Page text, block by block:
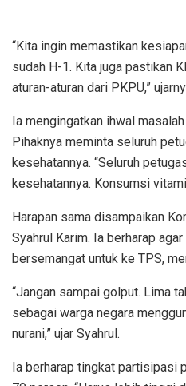
“Kita ingin memastikan
sudah H-1. Kita juga pastikan
aturan-aturan dari PKPU,”
Ia mengingatkan ihwal
Pihaknya meminta seluruh
kesehatannya. “Seluruh
kesehatannya. Konsumsi
Harapan sama disampaikan
Syahrul Karim. Ia berharap
bersemangat untuk ke TPS,
“Jangan sampai golput. Lima
sebagai warga negara
nurani,” ujar Syahrul.
Ia berharap tingkat partisipasi